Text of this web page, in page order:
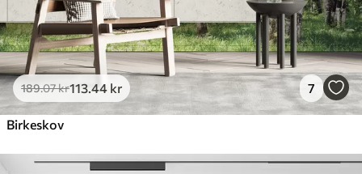
189.07kr113 .44 kr 7
Birkeskov